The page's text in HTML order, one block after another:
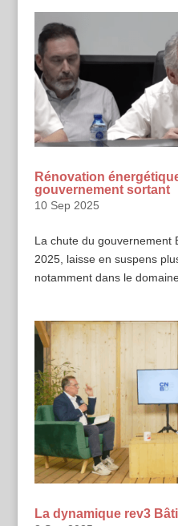
Rénovation
gouvernement sortant
10 Sep 2025
La chute du gouvernement
2025, laisse en suspens
notamment dans le
La dynamique rev3